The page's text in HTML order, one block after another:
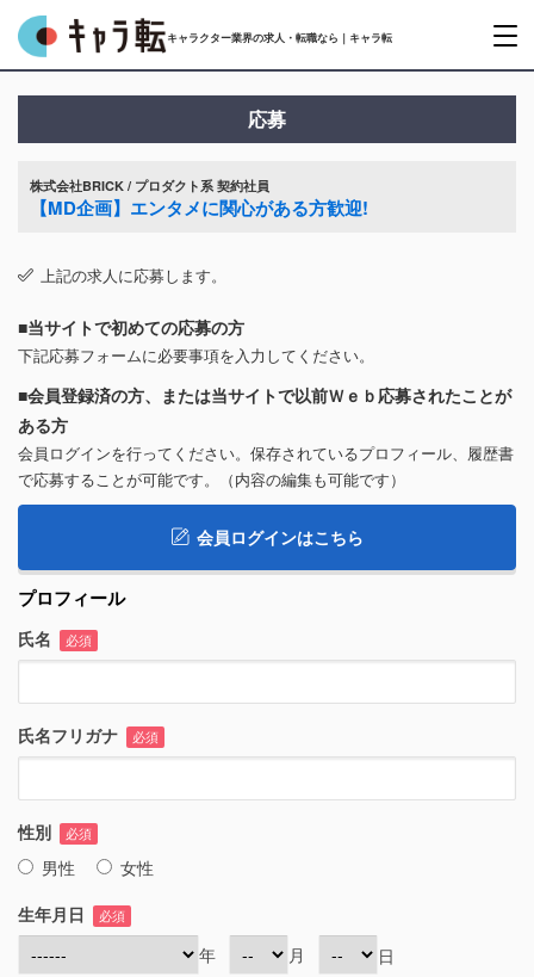
キャラクター業界の求人・転職なら｜キャラ転
応募
株式会社BRICK / プロダクト系 契約社員
【MD企画】エンタメに関心がある方歓迎!
上記の求人に応募します。
■当サイトで初めての応募の方
下記応募フォームに必要事項を入力してください。
■会員登録済の方、または当サイトで以前Ｗｅｂ応募されたことが
ある方
会員ログインを行ってください。保存されているプロフィール、履歴書
で応募することが可能です。（内容の編集も可能です）
会員ログインはこちら
プロフィール
氏名 必須
氏名フリガナ 必須
性別 必須
男性
女性
生年月日
必須
年 月 日